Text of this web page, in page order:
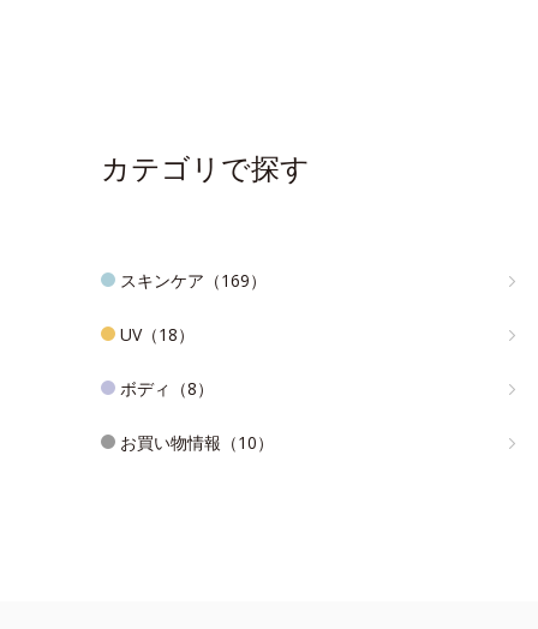
カテゴリで探す
スキンケア（169）
UV（18）
ボディ（8）
お買い物情報（10）